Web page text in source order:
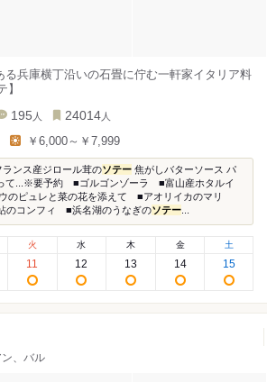
る兵庫横丁沿いの石畳に佇む一軒家イタリア料
195 人 24014 人
￥6,000～￥7,999
ランス産ジロール茸のソテー 焦がしバターソース パ
て...※要予約 ■ゴルゴンゾーラ ■富山産ホタルイ
のピュレと菜の花を添えて ■アオリイカのマリ
のコンフィ ■浜名湖のうなぎのソテー
火
11
水
12
木
13
金
14
土
15
、バル